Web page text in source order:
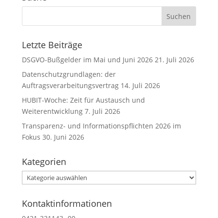
a
v
:
Letzte Beiträge
DSGVO-Bußgelder im Mai und Juni 2026 21. Juli 2026
Datenschutzgrundlagen: der
Auftragsverarbeitungsvertrag 14. Juli 2026
HUBIT-Woche: Zeit für Austausch und
Weiterentwicklung 7. Juli 2026
Transparenz- und Informationspflichten 2026 im
Fokus 30. Juni 2026
Kategorien
Kategorien
Kontaktinformationen